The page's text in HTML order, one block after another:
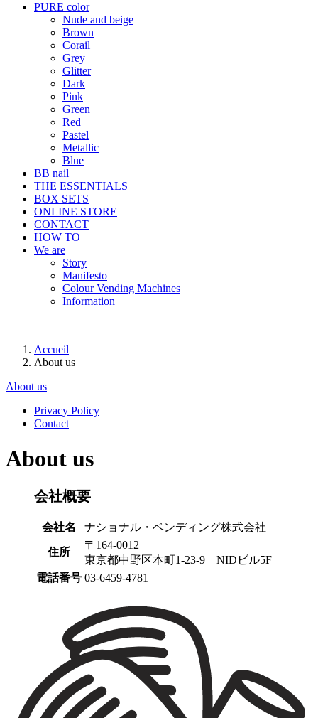
PURE color
Nude and beige
Brown
Corail
Grey
Glitter
Dark
Pink
Green
Red
Pastel
Metallic
Blue
BB nail
THE ESSENTIALS
BOX SETS
ONLINE STORE
CONTACT
HOW TO
We are
Story
Manifesto
Colour Vending Machines
Information
Accueil
About us
About us
Privacy Policy
Contact
About us
会社概要
会社名 ナショナル・ベンディング株式会社
住所
〒164-0012
東京都中野区本町1-23-9 NIDビル5F
電話番号 03-6459-4781